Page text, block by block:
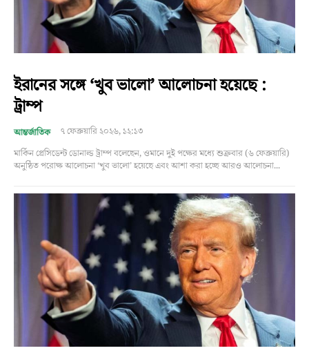
ইরানের সঙ্গে ‘খুব ভালো’ আলোচনা হয়েছে :
ট্রাম্প
আন্তর্জাতিক
৭ ফেব্রুয়ারি ২০২৬, ১২:১৩
মার্কিন প্রেসিডেন্ট ডোনাল্ড ট্রাম্প বলেছেন, ওমানে দুই পক্ষের মধ্যে শুক্রবার (৬ ফেব্রুয়ারি)
অনুষ্ঠিত পরোক্ষ আলোচনা ‘খুব ভালো’ হয়েছে এবং আশা করা হচ্ছে আরও আলোচনা...